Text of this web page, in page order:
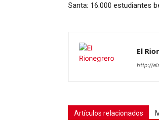
Santa: 16.000 estudiantes
El
http://
Artículos relacionados